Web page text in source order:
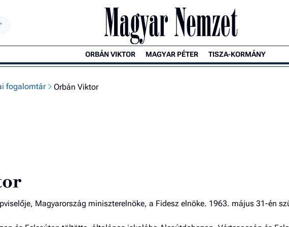
ORBÁN VIKTOR MAGYAR PÉTER TISZA-KORMÁNY
fogalomtár Orbán Viktor
Magyarország miniszterelnöke, a Fidesz elnöke. 1963. május 31-én